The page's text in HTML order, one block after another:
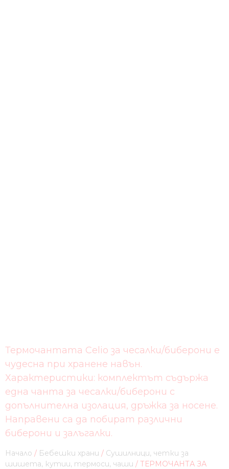
Начало / Бебешки храни / Сушилници, четки за
шишета, кутии, термоси, чаши / ТЕРМОЧАНТА ЗА
Термочантата Celio за чесалки/биберони е
чудесна при хранене навън.
Характеристики: комплектът съдържа
една чанта за чесалки/биберони с
допълнителна изолация, дръжка за носене.
Направени са да побират различни
биберони и залъгалки.